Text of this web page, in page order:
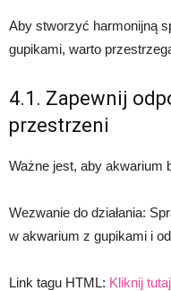
Aby stworzyć harmonijną
gupikami, warto
4.1. Zapewnij
przestrzeni
Ważne jest, aby akwarium
Wezwanie do działania:
w akwarium z gupikami i
Link tagu HTML: Kliknij tutaj